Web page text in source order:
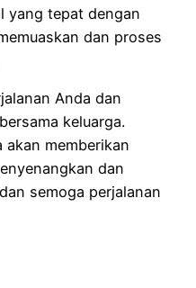
yang tepat dengan
dan proses
Anda dan
keluarga.
akan memberikan
dan
semoga perjalanan